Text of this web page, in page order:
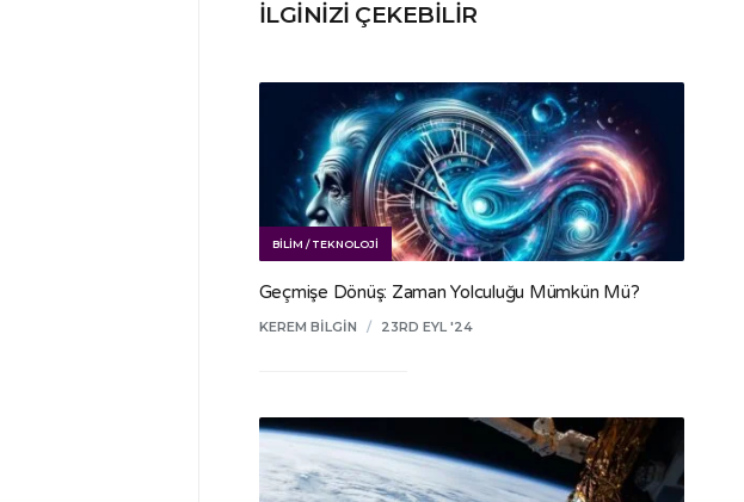
İLGINIZI ÇEKEBILIR
BILIM / TEKNOLOJI
Geçmişe Dönüş: Zaman Yolculuğu Mümkün Mü?
KEREM BILGIN / 23RD EYL '24